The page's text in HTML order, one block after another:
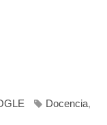
Docencia,